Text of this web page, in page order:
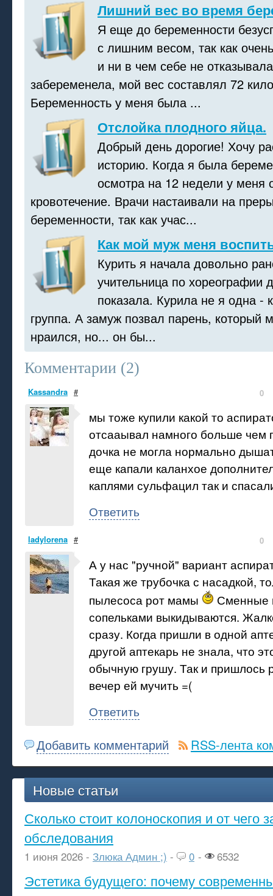
Лишний вес во время
Я еще до беременности
с лишним весом, так как
и ни в чем себе не
забеременела, мой вес составлял 72
Беременность у меня была ...
Отслойка плодного яйца.
Добрый день дорогие! Хочу
историю. Когда я была
осмотра на 12 недели у меня
кровотечение. Врачи настаивали на
беременности, так как учас...
Как мой муж меня
Курить я начала довольно
учительница по хореографии
показала. Курила не я одна -
группа. А замуж позвал парень,
нраился, но... он бы...
Комментарии (2)
Kassandra # 0
мы тоже купили какой то
отсааывал намного больше чем
дочка не могла нормально
еще капали каланхое
каплями сульфацил так и
Ответить
ladylorena # 0
А у нас "ручной" вариант
Такая же трубочка с насадкой,
пылесоса рот мамы
Сменные
сопельками выкидываются.
сразу. Когда пришли в одной
другой аптекарь не знала, что
обычную грушу. Так и пришлось
вечер ей мучить =(
Ответить
Добавить комментарий RSS-лента
Новые статьи
Сколько стоит колоноскопия и от чего
обследования
1 июня 2026 - Злюка Админ ;) - 0 - 6532
Эстетика будущего: почему